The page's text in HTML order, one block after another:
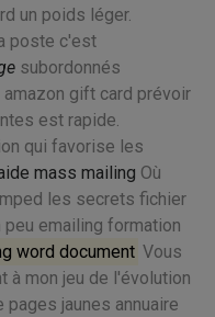
un poids léger.
poste c'est
subordonnés
gift card prévoir
est rapide.
qui favorise les
mass mailing Où
les secrets fichier
emailing formation
word document Vous
à mon jeu de l'évolution
jaunes annuaire